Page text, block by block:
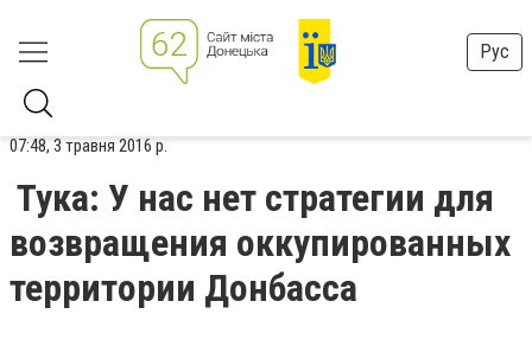
Рус
07:48, 3 травня 2016 р.
Тука: У нас нет стратегии для
возвращения оккупированных
территории Донбасса